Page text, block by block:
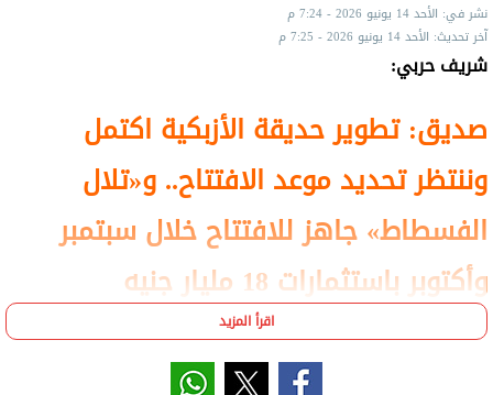
نشر في: الأحد 14 يونيو 2026 - 7:24 م
آخر تحديث: الأحد 14 يونيو 2026 - 7:25 م
شريف حربي:
صديق: تطوير حديقة الأزبكية اكتمل
وننتظر تحديد موعد الافتتاح.. و«تلال
الفسطاط» جاهز للافتتاح خلال سبتمبر
وأكتوبر باستثمارات 18 مليار جنيه
أكد خالد صديق، رئيس مجلس إدارة صندوق التنمية
الحضرية، أن الصندوق يواصل صرف المستحقات
اقرأ المزيد